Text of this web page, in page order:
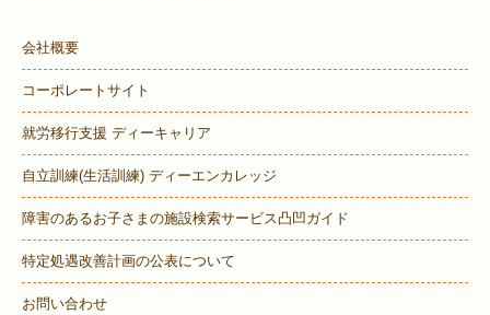
会社概要
コーポレートサイト
就労移行支援 ディーキャリア
自立訓練(生活訓練) ディーエンカレッジ
障害のあるお子さまの施設検索サービス凸凹ガイド
特定処遇改善計画の公表について
お問い合わせ